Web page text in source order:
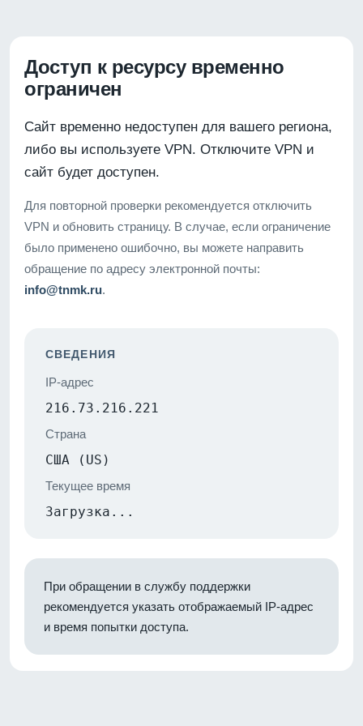
Доступ к ресурсу временно
ограничен
Сайт временно недоступен для вашего региона,
либо вы используете VPN. Отключите VPN и
сайт будет доступен.
Для повторной проверки рекомендуется отключить
VPN и обновить страницу. В случае, если ограничение
было применено ошибочно, вы можете направить
обращение по адресу электронной почты:
info@tnmk.ru.
СВЕДЕНИЯ
IP-адрес
216.73.216.221
Страна
США (US)
Текущее время
Загрузка...
При обращении в службу поддержки
рекомендуется указать отображаемый IP-адрес
и время попытки доступа.